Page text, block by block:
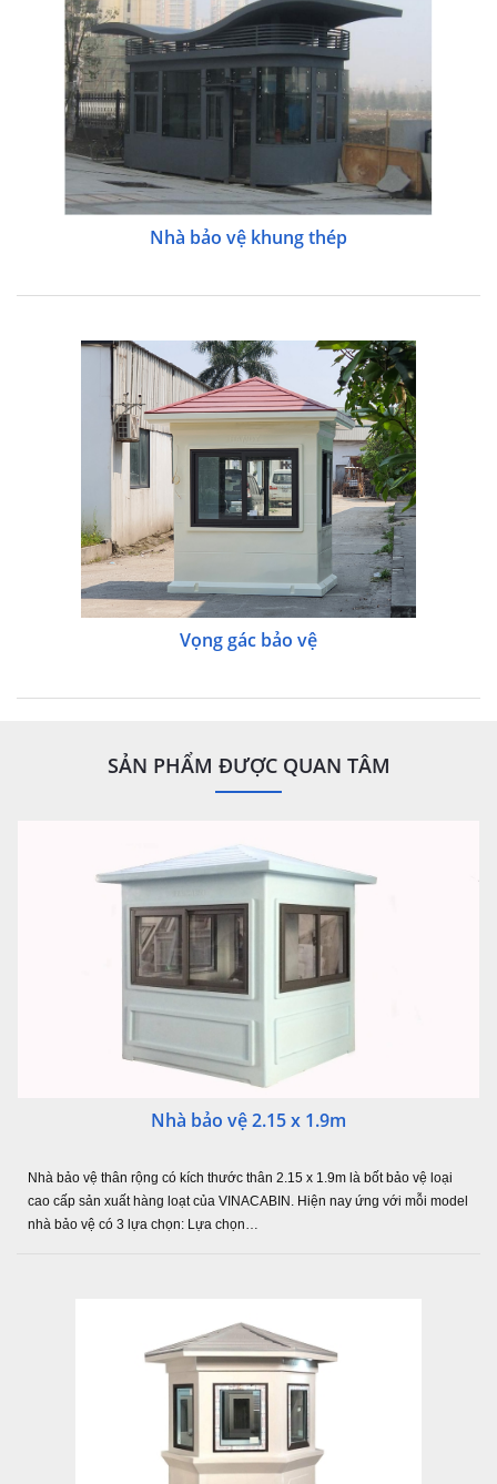
Nhà bảo vệ khung thép
Vọng gác bảo vệ
SẢN PHẨM ĐƯỢC QUAN TÂM
Nhà bảo vệ 2.15 x 1.9m
Nhà bảo vệ thân rộng có kích thước thân 2.15 x 1.9m là bốt bảo vệ loại
cao cấp sản xuất hàng loạt của VINACABIN. Hiện nay ứng với mỗi model
nhà bảo vệ có 3 lựa chọn: Lựa chọn…